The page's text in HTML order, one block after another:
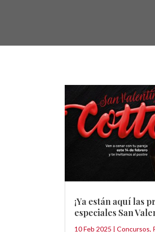
¡Ya están aquí las
especiales San
10 Feb 2025 |Concursos,